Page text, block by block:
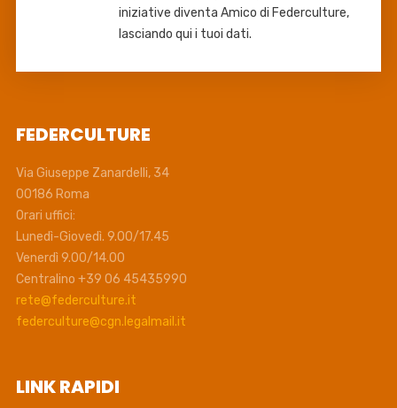
iniziative diventa Amico di Federculture,
lasciando qui i tuoi dati.
FEDERCULTURE
Via Giuseppe Zanardelli, 34
00186 Roma
Orari uffici:
Lunedì-Giovedì. 9.00/17.45
Venerdì 9.00/14.00
Centralino +39 06 45435990
rete@federculture.it
federculture@cgn.legalmail.it
LINK RAPIDI